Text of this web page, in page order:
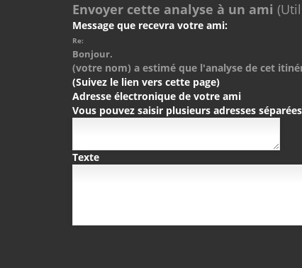
Envoyer cette analyse à un ami
Message que recevra votre ami:
Re:
Bonjour.
(votre nom) a estimé que l'analyse de cet
(Suivez le lien vers cette page)
Adresse électronique de votre ami
Vous pouvez saisir plusieurs adresses
Texte